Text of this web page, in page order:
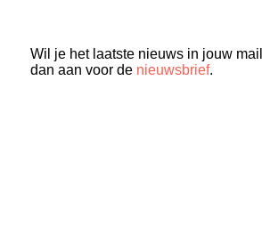
Wil je het laatste nieuws in jouw
dan aan voor de nieuwsbrief.